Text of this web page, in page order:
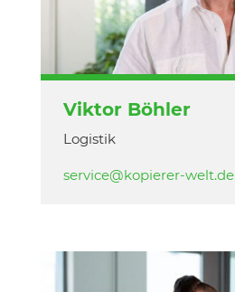
Viktor Böhler
Logistik
service@kopierer-welt.de